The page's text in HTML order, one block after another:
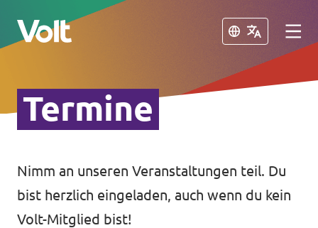
Schließen
Volt in Deutschland
Volt Deutschland Merchandise Shop
Schließen
Programm
Über Volt
Termine
Nimm an unseren Veranstaltungen teil. Du
bist herzlich eingeladen, auch wenn du kein
Volt-Mitglied bist!